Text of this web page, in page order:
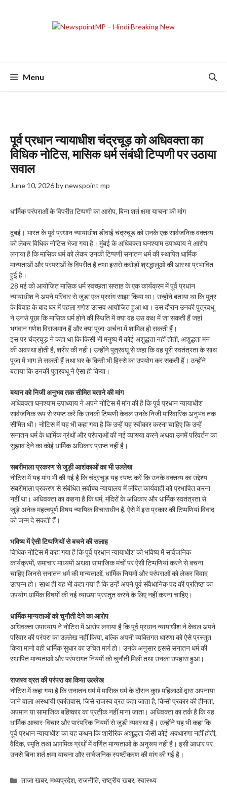
Menu
पूर्व प्रधान न्यायाधीश चंद्रचूड़ को अधिवक्ता का
विधिक नोटिस, मासिक धर्म संबंधी टिप्पणी पर उठाया
सवाल
June 10, 2026bynewspoint mp
धार्मिक परंपराओं के विपरीत टिप्पणी का आरोप, बिना शर्त क्षमा याचना की मांग
दुबई। भारत के पूर्व प्रधान न्यायाधीश डीवाई चंद्रचूड़ को उनके एक सार्वजनिक वक्तव्य
को लेकर विधिक नोटिस भेजा गया है। मुंबई के अधिवक्ता घनश्याम उपाध्याय ने आरोप
लगाया है कि मासिक धर्म को लेकर उनकी टिप्पणी सनातन धर्म की स्थापित धार्मिक
मान्यताओं और परंपराओं के विपरीत है तथा इससे करोड़ों श्रद्धालुओं की आस्था प्रभावित
हुई है।
28 मई को आयोजित मासिक धर्म स्वच्छता सप्ताह के एक कार्यक्रम में पूर्व प्रधान
न्यायाधीश ने अपने परिवार से जुड़ा एक प्रसंग साझा किया था। उन्होंने बताया था कि पुत्र
के विवाह के बाद घर में पहला गणेश उत्सव आयोजित हुआ था। उस दौरान उनकी पुत्रवधू
ने उनसे पूछा कि मासिक धर्म होने की स्थिति में क्या वह उस कक्ष में जा सकती हैं जहां
भगवान गणेश विराजमान हैं और क्या पूजा-अर्चना में शामिल हो सकती हैं।
इस पर चंद्रचूड़ ने कहा था कि किसी भी मनुष्य में कोई अशुद्धता नहीं होती, अशुद्धता मन
की अवस्था होती है, शरीर की नहीं। उन्होंने पुत्रवधू से कहा कि वह पूरी स्वतंत्रता के साथ
पूजा में भाग ले सकती हैं तथा घर के किसी भी हिस्से का उपयोग कर सकती हैं। उन्होंने
बताया कि उनकी पुत्रवधू ने ऐसा ही किया।
बयान को निजी अनुभव तक सीमित बताने की मांग
अधिवक्ता घनश्याम उपाध्याय ने अपने नोटिस में मांग की है कि पूर्व प्रधान न्यायाधीश
सार्वजनिक रूप से स्पष्ट करें कि उनकी टिप्पणी केवल उनके निजी पारिवारिक अनुभव तक
सीमित थी। नोटिस में यह भी कहा गया है कि उन्हें यह स्वीकार करना चाहिए कि उन्हें
सनातन धर्म के धार्मिक ग्रंथों और परंपराओं की नई व्याख्या करने अथवा उनमें परिवर्तन का
सुझाव देने का कोई धार्मिक अधिकार प्राप्त नहीं है।
सबरीमाला प्रकरण से जुड़ी आशंकाओं का भी उल्लेख
नोटिस में यह मांग भी की गई है कि चंद्रचूड़ यह स्पष्ट करें कि उनके वक्तव्य का उद्देश्य
सबरीमाला प्रकरण से संबंधित सर्वोच्च न्यायालय में लंबित कार्यवाही को प्रभावित करना
नहीं था। अधिवक्ता का कहना है कि धर्म, मंदिरों के अधिकार और धार्मिक स्वतंत्रता से
जुड़े अनेक महत्वपूर्ण विषय न्यायिक विचाराधीन हैं, ऐसे में इस प्रकार की टिप्पणियां विवाद
को जन्म दे सकती हैं।
भविष्य में ऐसी टिप्पणियों से बचने की सलाह
विधिक नोटिस में कहा गया है कि पूर्व प्रधान न्यायाधीश को भविष्य में सार्वजनिक
कार्यक्रमों, समाचार माध्यमों अथवा सामाजिक मंचों पर ऐसी टिप्पणियां करने से बचना
चाहिए जिनसे सनातन धर्म की मान्यताओं, धार्मिक नियमों और परंपराओं को लेकर विवाद
उत्पन्न हो। साथ ही यह भी कहा गया है कि उन्हें अपने पूर्व संवैधानिक पद की प्रतिष्ठा का
उपयोग धार्मिक विषयों की नई व्याख्या प्रस्तुत करने के लिए नहीं करना चाहिए।
धार्मिक मान्यताओं को चुनौती देने का आरोप
अधिवक्ता उपाध्याय ने नोटिस में आरोप लगाया है कि पूर्व प्रधान न्यायाधीश ने केवल अपने
परिवार की परंपरा का उल्लेख नहीं किया, बल्कि अपनी व्यक्तिगत धारणा को ऐसे प्रस्तुत
किया मानो वही धार्मिक सुधार का उचित मार्ग हो। उनके अनुसार इससे सनातन धर्म की
स्थापित मान्यताओं और परंपरागत नियमों को चुनौती मिली तथा उनका उपहास हुआ।
राजस्व व्रत की परंपरा का किया उल्लेख
नोटिस में कहा गया है कि सनातन धर्म में मासिक धर्म के दौरान कुछ महिलाओं द्वारा अपनाया
जाने वाला अस्थायी एकांतवास, जिसे राजस्व व्रत कहा जाता है, किसी प्रकार की हीनता,
अपमान या सामाजिक बहिष्कार का प्रतीक नहीं माना जाता। अधिवक्ता का तर्क है कि यह
धार्मिक आचार-विचार और पारंपरिक नियमों से जुड़ी व्यवस्था है। उन्होंने यह भी कहा कि
पूर्व प्रधान न्यायाधीश का यह कथन कि शारीरिक अशुद्धता जैसी कोई अवधारणा नहीं होती,
वैदिक, स्मृति तथा आगमिक ग्रंथों में वर्णित मान्यताओं के अनुरूप नहीं है। इसी आधार पर
उनसे बिना शर्त क्षमा याचना और सार्वजनिक स्पष्टीकरण की मांग की गई है।
Categories
ताजा खबर,मध्यप्रदेश,राजनीति,राष्ट्रीय खबर,स्वास्थ्य